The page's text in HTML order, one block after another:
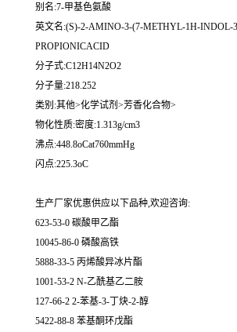
别名:7-甲基色氨酸
英文名:(S)-2-AMINO-3-(7-METHYL-1H-INDOL-
PROPIONICACID
分子式:C12H14N2O2
分子量:218.252
类别:其他>化学试剂>芳香化合物>
物化性质:密度:1.313g/cm3
沸点:448.8oCat760mmHg
闪点:225.3oC
生产厂家优惠供应以下品种,欢迎咨询:
623-53-0 碳酸甲乙酯
10045-86-0 磷酸高铁
5888-33-5 丙烯酸异冰片酯
1001-53-2 N-乙酰基乙二胺
127-66-2 2-苯基-3-丁炔-2-醇
5422-88-8 苯基酮环戊酯